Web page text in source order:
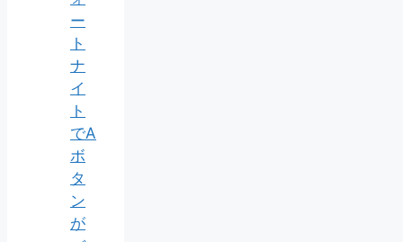
ー
ト
ナ
イ
ト
でA
ボ
タ
ン
が